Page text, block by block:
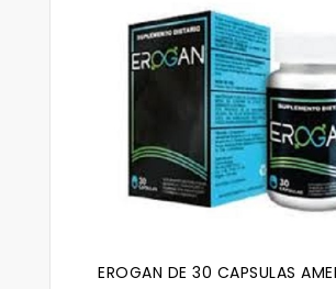
EROGAN DE 30 CAPSULAS